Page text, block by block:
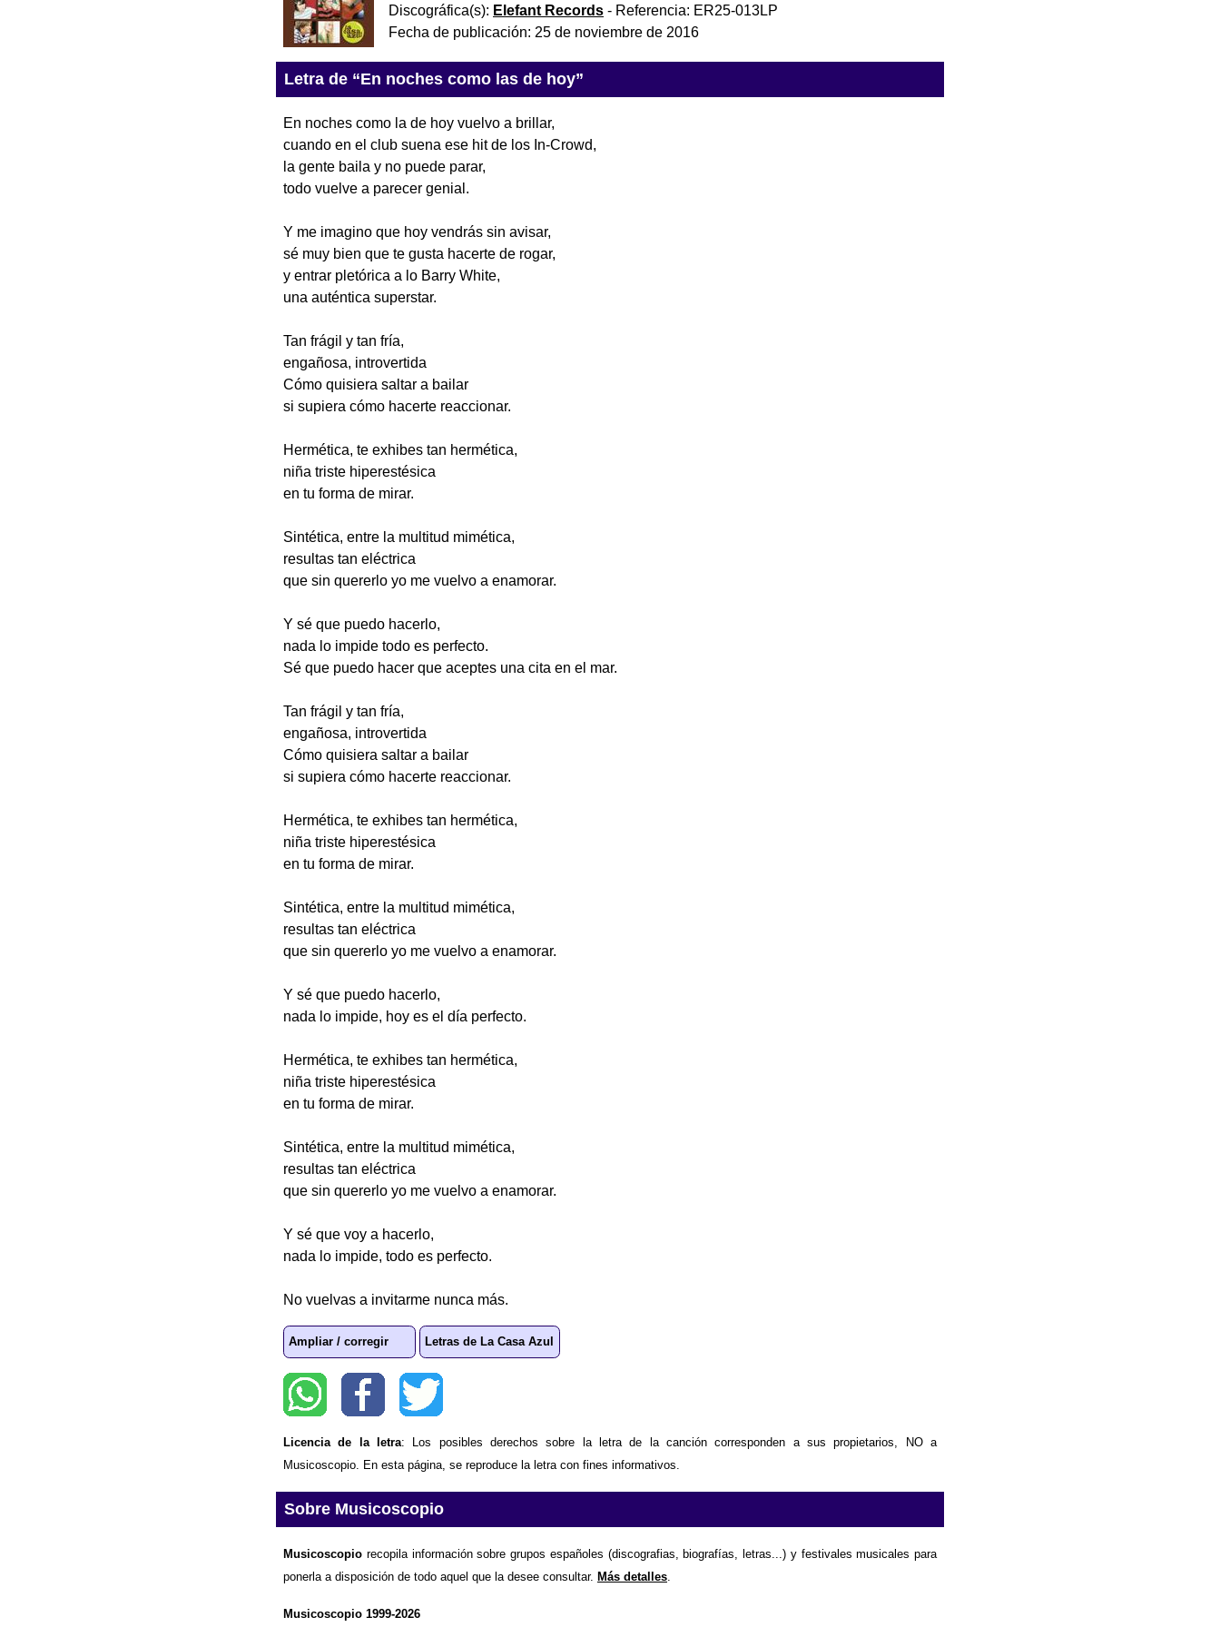
Discográfica(s): Elefant Records - Referencia: ER25-013LP
Fecha de publicación: 25 de noviembre de 2016
Letra de “En noches como las de hoy”
En noches como la de hoy vuelvo a brillar,
cuando en el club suena ese hit de los In-Crowd,
la gente baila y no puede parar,
todo vuelve a parecer genial.
Y me imagino que hoy vendrás sin avisar,
sé muy bien que te gusta hacerte de rogar,
y entrar pletórica a lo Barry White,
una auténtica superstar.
Tan frágil y tan fría,
engañosa, introvertida
Cómo quisiera saltar a bailar
si supiera cómo hacerte reaccionar.
Hermética, te exhibes tan hermética,
niña triste hiperestésica
en tu forma de mirar.
Sintética, entre la multitud mimética,
resultas tan eléctrica
que sin quererlo yo me vuelvo a enamorar.
Y sé que puedo hacerlo,
nada lo impide todo es perfecto.
Sé que puedo hacer que aceptes una cita en el mar.
Tan frágil y tan fría,
engañosa, introvertida
Cómo quisiera saltar a bailar
si supiera cómo hacerte reaccionar.
Hermética, te exhibes tan hermética,
niña triste hiperestésica
en tu forma de mirar.
Sintética, entre la multitud mimética,
resultas tan eléctrica
que sin quererlo yo me vuelvo a enamorar.
Y sé que puedo hacerlo,
nada lo impide, hoy es el día perfecto.
Hermética, te exhibes tan hermética,
niña triste hiperestésica
en tu forma de mirar.
Sintética, entre la multitud mimética,
resultas tan eléctrica
que sin quererlo yo me vuelvo a enamorar.
Y sé que voy a hacerlo,
nada lo impide, todo es perfecto.
No vuelvas a invitarme nunca más.
Ampliar / corregir Letras de La Casa Azul
Licencia de la letra: Los posibles derechos sobre la letra de la canción corresponden a sus propietarios, NO a
Musicoscopio. En esta página, se reproduce la letra con fines informativos.
Sobre Musicoscopio
Musicoscopio recopila información sobre grupos españoles (discografias, biografías, letras...) y festivales musicales para
ponerla a disposición de todo aquel que la desee consultar. Más detalles
Musicoscopio 1999-2026